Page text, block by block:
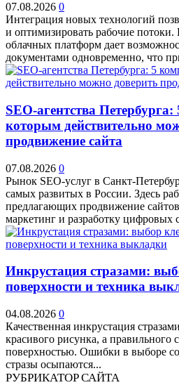
07.08.2026 0
Интеграция новых технологий
и оптимизировать рабочие
облачных платформ дает
документами одновременно, что
SEO-агентства
которым действительно
продвижение сайта
07.08.2026 0
Рынок SEO-услуг в Санкт-
самых развитых в России. Здесь
предлагающих продвижение
маркетинг и разработку цифровых
Инкрустация стразами:
поверхности и техника
04.08.2026 0
Качественная инкрустация
красивого рисунка, а правильного
поверхностью. Ошибки в выборе
стразы осыпаются...
РУБРИКАТОР САЙТА